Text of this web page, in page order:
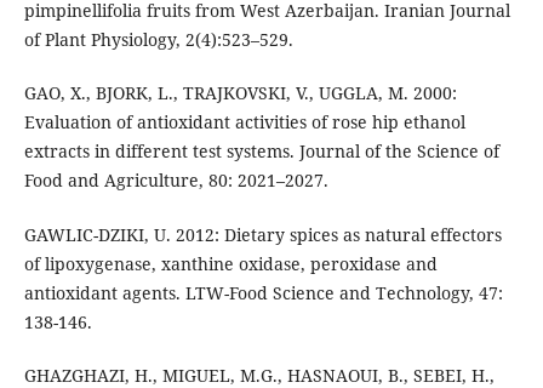
pimpinellifolia fruits from West Azerbaijan. Iranian Journal
of Plant Physiology, 2(4):523–529.
GAO, X., BJORK, L., TRAJKOVSKI, V., UGGLA, M. 2000:
Evaluation of antioxidant activities of rose hip ethanol
extracts in different test systems. Journal of the Science of
Food and Agriculture, 80: 2021–2027.
GAWLIC-DZIKI, U. 2012: Dietary spices as natural effectors
of lipoxygenase, xanthine oxidase, peroxidase and
antioxidant agents. LTW-Food Science and Technology, 47:
138-146.
GHAZGHAZI, H., MIGUEL, M.G., HASNAOUI, B., SEBEI, H.,